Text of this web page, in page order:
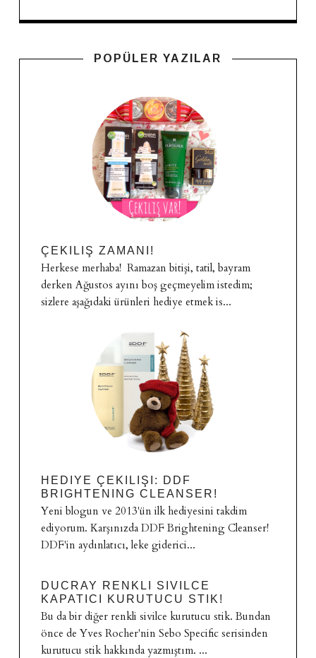
POPÜLER YAZILAR
ÇEKILIŞ ZAMANI!
Herkese merhaba! Ramazan bitişi, tatil, bayram
derken Ağustos ayını boş geçmeyelim istedim;
sizlere aşağıdaki ürünleri hediye etmek is...
HEDIYE ÇEKILIŞI: DDF
BRIGHTENING CLEANSER!
Yeni blogun ve 2013'ün ilk hediyesini takdim
ediyorum. Karşınızda DDF Brightening Cleanser!
DDF'in aydınlatıcı, leke giderici...
DUCRAY RENKLI SIVILCE
KAPATICI KURUTUCU STIK!
Bu da bir diğer renkli sivilce kurutucu stik. Bundan
önce de Yves Rocher'nin Sebo Specific serisinden
kurutucu stik hakkında yazmıştım. ...